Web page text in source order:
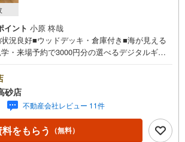
イント 小原 柊哉
況良好■ウッドデッキ・倉庫付き■海が見える
・来場予約で3000円分の選べるデジタルギフ
内の多数店舗で展開中！こちらでは当社の強み
に分けてご紹介！1.＜豊富な不動産知識＞戸
ョン・土地...と種別を問わず不動産を取り扱っ
。更に教育施設や商業施設、子育て環境や行政
情報を総合し、お客様により良い物件選びをし
う、しっかりとサポートさせて頂きます。2.＜
砂店
不動産会社レビュー 11件
料をもらう （無料）